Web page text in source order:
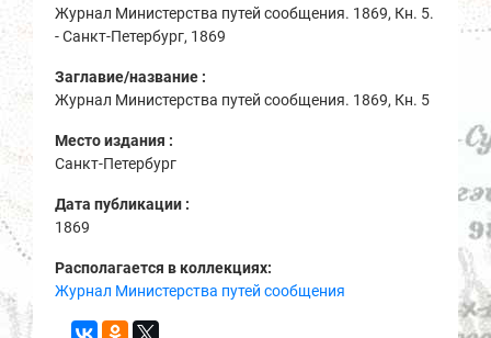
Журнал Министерства путей сообщения. 1869, Кн. 5.
- Санкт-Петербург, 1869
Заглавие/название :
Журнал Министерства путей сообщения. 1869, Кн. 5
Место издания :
Санкт-Петербург
Дата публикации :
1869
Располагается в коллекциях:
Журнал Министерства путей сообщения